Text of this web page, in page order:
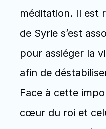
méditation. Il est
de Syrie s’est
pour assiéger la
afin de
Face à cette
cœur du roi et